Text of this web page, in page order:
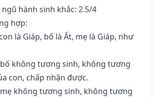
hành sinh khắc: 2.5/4
hợp:
là Giáp, bố là Ất, mẹ là Giáp, như
bố không tương sinh, không tương
con, chấp nhận được.
mẹ không tương sinh, không tương